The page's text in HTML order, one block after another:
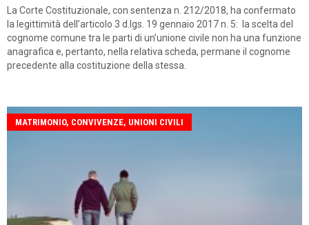
La Corte Costituzionale, con sentenza n. 212/2018, ha confermato
la legittimità dell’articolo 3 d.lgs. 19 gennaio 2017 n. 5: la scelta del
cognome comune tra le parti di un’unione civile non ha una funzione
anagrafica e, pertanto, nella relativa scheda, permane il cognome
precedente alla costituzione della stessa.
MATRIMONIO, CONVIVENZE, UNIONI CIVILI